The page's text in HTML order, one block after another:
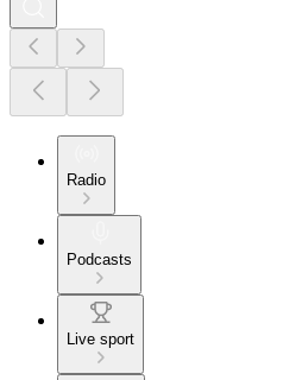
Radio
Podcasts
Live sport